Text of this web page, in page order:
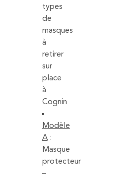
types
de
masques
à
retirer
sur
place
à
Cognin
Modèle
A:
Masque
protecteur
–